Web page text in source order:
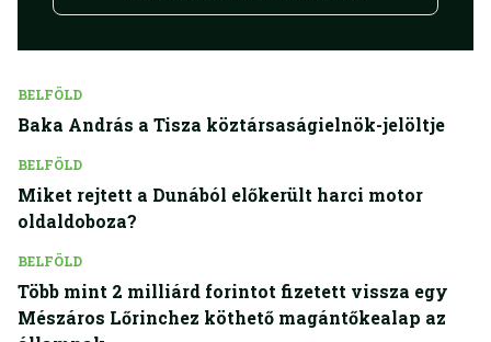
BELFÖLD
Baka András a Tisza köztársaságielnök-jelöltje
BELFÖLD
Miket rejtett a Dunából előkerült harci motor
oldaldoboza?
BELFÖLD
Több mint 2 milliárd forintot fizetett vissza egy
Mészáros Lőrinchez köthető magántőkealap az